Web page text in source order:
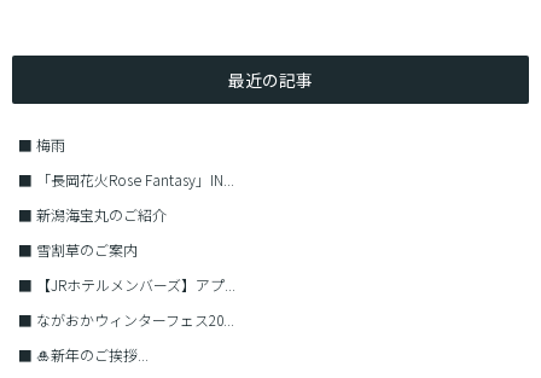
最近の記事
■ 梅雨
■
「長岡花火Rose Fantasy」IN...
■ 新潟海宝丸のご紹介
■ 雪割草のご案内
■
【JRホテルメンバーズ】アプ...
■ ながおかウィンターフェス20...
■ 🎍新年のご挨拶...